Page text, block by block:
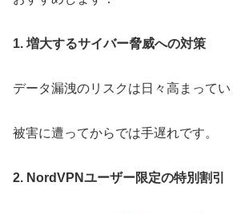
1. 増大するサイバー脅威への対策
データ漏洩のリスクは日々高まってい
被害に遭ってからでは手遅れです。
2. NordVPNユーザー限定の特別割引